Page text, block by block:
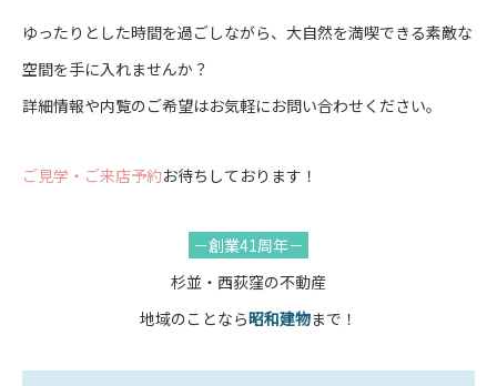
ゆったりとした時間を過ごしながら、大自然を満喫できる素敵な
空間を手に入れませんか？
詳細情報や内覧のご希望はお気軽にお問い合わせください。
ご見学・ご来店予約お待ちしております！
－創業41周年－
杉並・西荻窪の不動産
地域のことなら昭和建物まで！